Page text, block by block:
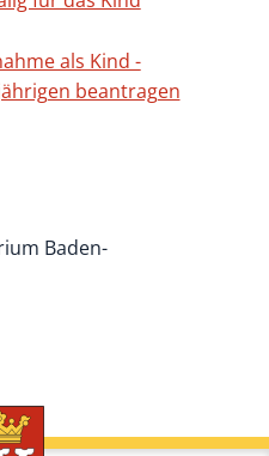
als Kind -
beantragen
Baden-